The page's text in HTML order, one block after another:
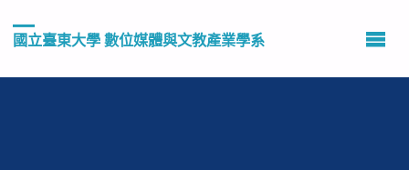
國立臺東大學 數位媒體與文教產業學系